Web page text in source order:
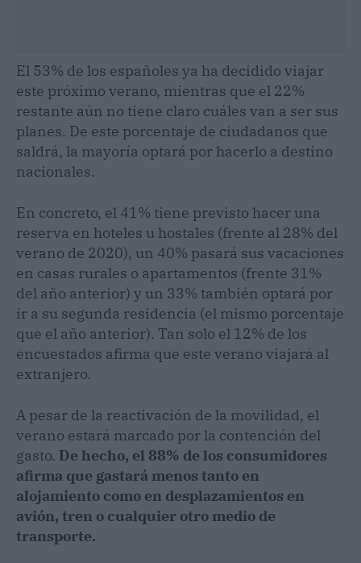
El 53% de los españoles ya ha decidido viajar
este próximo verano, mientras que el 22%
restante aún no tiene claro cuáles van a ser sus
planes. De este porcentaje de ciudadanos que
saldrá, la mayoría optará por hacerlo a destino
nacionales.
En concreto, el 41% tiene previsto hacer una
reserva en hoteles u hostales (frente al 28% del
verano de 2020), un 40% pasará sus vacaciones
en casas rurales o apartamentos (frente 31%
del año anterior) y un 33% también optará por
ir a su segunda residencia (el mismo porcentaje
que el año anterior). Tan solo el 12% de los
encuestados afirma que este verano viajará al
extranjero.
A pesar de la reactivación de la movilidad, el
verano estará marcado por la contención del
gasto. De hecho, el 88% de los consumidores
afirma que gastará menos tanto en
alojamiento como en desplazamientos en
avión, tren o cualquier otro medio de
transporte.